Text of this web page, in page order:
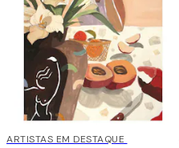
40%*
ARTISTAS EM DESTAQUE